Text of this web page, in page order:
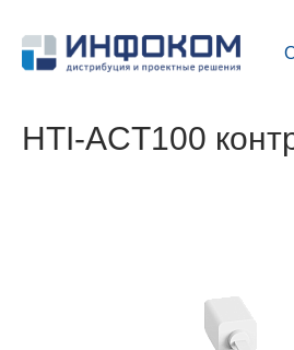
HTI-ACT100